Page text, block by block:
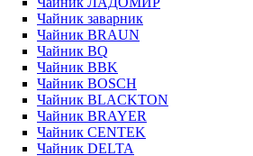
Чайник заварник
Чайник BRAUN
Чайник BQ
Чайник BBK
Чайник BOSCH
Чайник BLACKTON
Чайник BRAYER
Чайник CENTEK
Чайник DELTA